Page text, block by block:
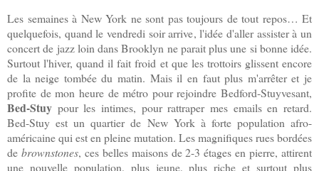
Les semaines à New York ne sont pas toujours de tout repos… Et
quelquefois, quand le vendredi soir arrive, l'idée d'aller assister à un
concert de jazz loin dans Brooklyn ne parait plus une si bonne idée.
Surtout l'hiver, quand il fait froid et que les trottoirs glissent encore
de la neige tombée du matin. Mais il en faut plus m'arrêter et je
profite de mon heure de métro pour rejoindre Bedford-Stuyvesant,
Bed-Stuy pour les intimes, pour rattraper mes emails en retard.
Bed-Stuy est un quartier de New York à forte population afro-
américaine qui est en pleine mutation. Les magnifiques rues bordées
de brownstones, ces belles maisons de 2-3 étages en pierre, attirent
une nouvelle population, plus jeune, plus riche et surtout plus